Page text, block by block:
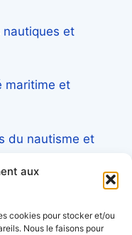
aux
cookies pour stocker et/ou
Nous le faisons pour
nautiques et
maritime et
du nautisme et